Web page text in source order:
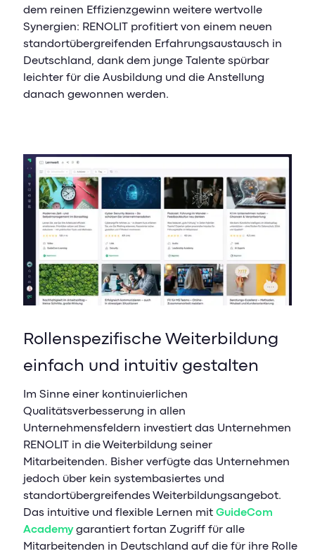
dem reinen Effizienzgewinn weitere wertvolle
Synergien: RENOLIT profitiert von einem neuen
standortübergreifenden Erfahrungsaustausch in
Deutschland, dank dem junge Talente spürbar
leichter für die Ausbildung und die Anstellung
danach gewonnen werden.
Rollenspezifische Weiterbildung
einfach und intuitiv gestalten
Im Sinne einer kontinuierlichen
Qualitätsverbesserung in allen
Unternehmensfeldern investiert das Unternehmen
RENOLIT in die Weiterbildung seiner
Mitarbeitenden. Bisher verfügte das Unternehmen
jedoch über kein systembasiertes und
standortübergreifendes Weiterbildungsangebot.
Das intuitive und flexible Lernen mit GuideCom
Academygarantiert fortan Zugriff für alle
Mitarbeitenden in Deutschland auf die für ihre Rolle